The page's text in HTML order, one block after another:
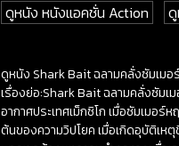
ดูหนัง หนังแอคชั่น Action
ดูหนัง Shark Bait ฉลามคลั่งซัมเมอ
เรื่องย่อ:Shark Bait ฉลามคลั่งซัมเ
อากาศประเทศเม็กซิโก เมื่อซัมเมอ
ต้นของความวิปโยค เมื่อเกิดอุบัติเห